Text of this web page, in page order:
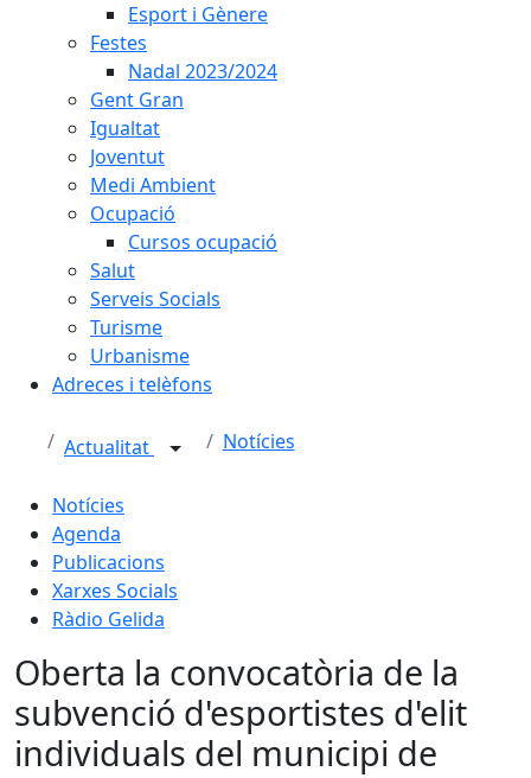
Esport i Gènere
Festes
Nadal 2023/2024
Gent Gran
Igualtat
Joventut
Medi Ambient
Ocupació
Cursos ocupació
Salut
Serveis Socials
Turisme
Urbanisme
Adreces i telèfons
Actualitat Notícies
Notícies
Agenda
Publicacions
Xarxes Socials
Ràdio Gelida
Oberta la convocatòria de la
subvenció d'esportistes d'elit
individuals del municipi de